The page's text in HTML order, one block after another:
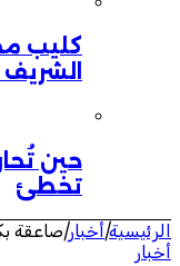
كليب
حين
تخطئ
الرئيسية|أخبار|صاعقة
أخبار